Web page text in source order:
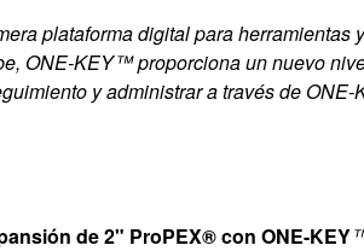
plataforma digital para herramientas
ONE-KEY™ proporciona un nuevo
y administrar a través de
de 2" ProPEX® con ONE-KEY